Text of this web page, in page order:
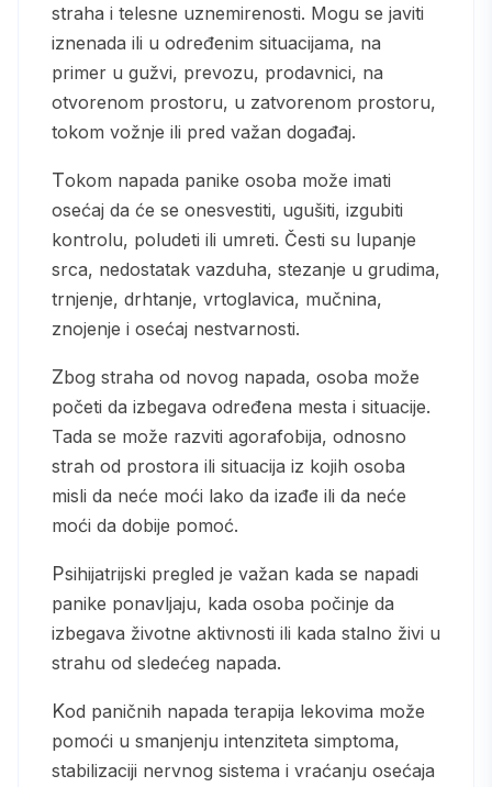
straha i telesne uznemirenosti. Mogu se javiti
iznenada ili u određenim situacijama, na
primer u gužvi, prevozu, prodavnici, na
otvorenom prostoru, u zatvorenom prostoru,
tokom vožnje ili pred važan događaj.
Tokom napada panike osoba može imati
osećaj da će se onesvestiti, ugušiti, izgubiti
kontrolu, poludeti ili umreti. Česti su lupanje
srca, nedostatak vazduha, stezanje u grudima,
trnjenje, drhtanje, vrtoglavica, mučnina,
znojenje i osećaj nestvarnosti.
Zbog straha od novog napada, osoba može
početi da izbegava određena mesta i situacije.
Tada se može razviti agorafobija, odnosno
strah od prostora ili situacija iz kojih osoba
misli da neće moći lako da izađe ili da neće
moći da dobije pomoć.
Psihijatrijski pregled je važan kada se napadi
panike ponavljaju, kada osoba počinje da
izbegava životne aktivnosti ili kada stalno živi u
strahu od sledećeg napada.
Kod paničnih napada terapija lekovima može
pomoći u smanjenju intenziteta simptoma,
stabilizaciji nervnog sistema i vraćanju osećaja